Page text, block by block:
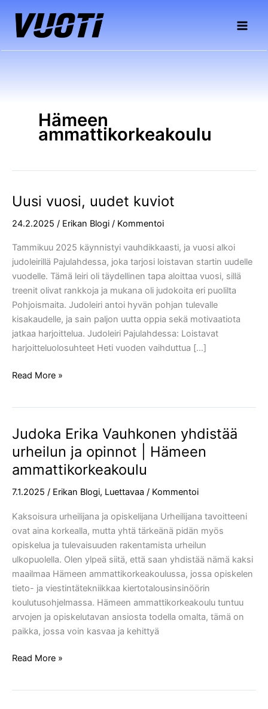
sisältöön
Hämeen
ammattikorkeakoulu
Uusi vuosi, uudet kuviot
24.2.2025 / Erikan Blogi / Kommentoi
Tammikuu 2025 käynnistyi vauhdikkaasti, ja vuosi alkoi
judoleirillä Pajulahdessa, joka tarjosi loistavan startin uudelle
vuodelle. Tämä leiri oli täydellinen tapa aloittaa vuosi, sillä
treenit olivat rankkoja ja mukana oli judokoita eri puolilta
Pohjoismaita. Judoleiri antoi hyvän pohjan tulevalle
kisakaudelle, ja sain paljon uutta oppia sekä motivaatiota
jatkaa harjoittelua. Judoleiri Pajulahdessa: Loistavat
harjoitteluolosuhteet Heti vuoden vaihduttua […]
Uusi
uudet
kuviot
Read More »
Judoka Erika Vauhkonen yhdistää
urheilun ja opinnot | Hämeen
ammattikorkeakoulu
7.1.2025 / Erikan Blogi, Luettavaa / Kommentoi
Kaksoisura urheilijana ja opiskelijana Urheilijana tavoitteeni
ovat aina korkealla, mutta yhtä tärkeänä pidän myös
opiskelua ja tulevaisuuden rakentamista urheilun
ulkopuolella. Olen ylpeä siitä, että saan yhdistää nämä kaksi
maailmaa Hämeen ammattikorkeakoulussa, jossa opiskelen
tieto- ja viestintätekniikkaa kiertotalousinsinöörin
koulutusohjelmassa. Hämeen ammattikorkeakoulu tuntuu
arvojen ja opiskelutavan ansiosta todella omalta, tämä on
paikka, jossa voin kasvaa ja kehittyä
Judoka
Erika
Vauhkonen
yhdistää
urheilun
opinnot
|
Hämeen
ammattikorkeakoulu
Read More »